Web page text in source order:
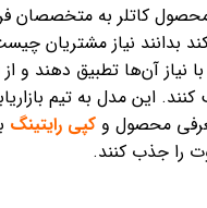
کاتلر به متخصصان
بدانند نیاز مشتریان چیست
نیاز آن‌ها تطبیق دهند و
این مدل به تیم
محصول و کپی رایتینگ
را جذب کنند.